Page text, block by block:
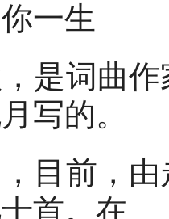
一生
是词曲
写的。
目前，
首。在